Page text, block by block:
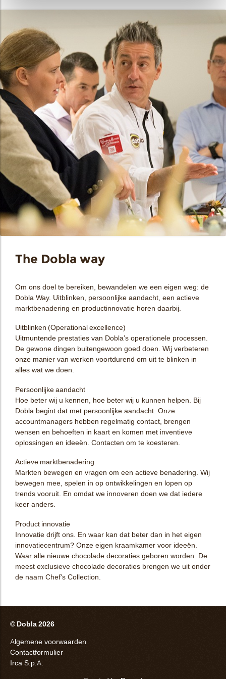
The Dobla way
Om ons doel te bereiken, bewandelen we een eigen weg: de
Dobla Way. Uitblinken, persoonlijke aandacht, een actieve
marktbenadering en productinnovatie horen daarbij.
Uitblinken (Operational excellence)
Uitmuntende prestaties van Dobla’s operationele processen.
De gewone dingen buitengewoon goed doen. Wij verbeteren
onze manier van werken voortdurend om uit te blinken in
alles wat we doen.
Persoonlijke aandacht
Hoe beter wij u kennen, hoe beter wij u kunnen helpen. Bij
Dobla begint dat met persoonlijke aandacht. Onze
accountmanagers hebben regelmatig contact, brengen
wensen en behoeften in kaart en komen met inventieve
oplossingen en ideeën. Contacten om te koesteren.
Actieve marktbenadering
Markten bewegen en vragen om een actieve benadering. Wij
bewegen mee, spelen in op ontwikkelingen en lopen op
trends vooruit. En omdat we innoveren doen we dat iedere
keer anders.
Product innovatie
Innovatie drijft ons. En waar kan dat beter dan in het eigen
innovatiecentrum? Onze eigen kraamkamer voor ideeën.
Waar alle nieuwe chocolade decoraties geboren worden. De
meest exclusieve chocolade decoraties brengen we uit onder
de naam Chef's Collection.
© Dobla 2026
Algemene voorwaarden
Contactformulier
Irca S.p.A.